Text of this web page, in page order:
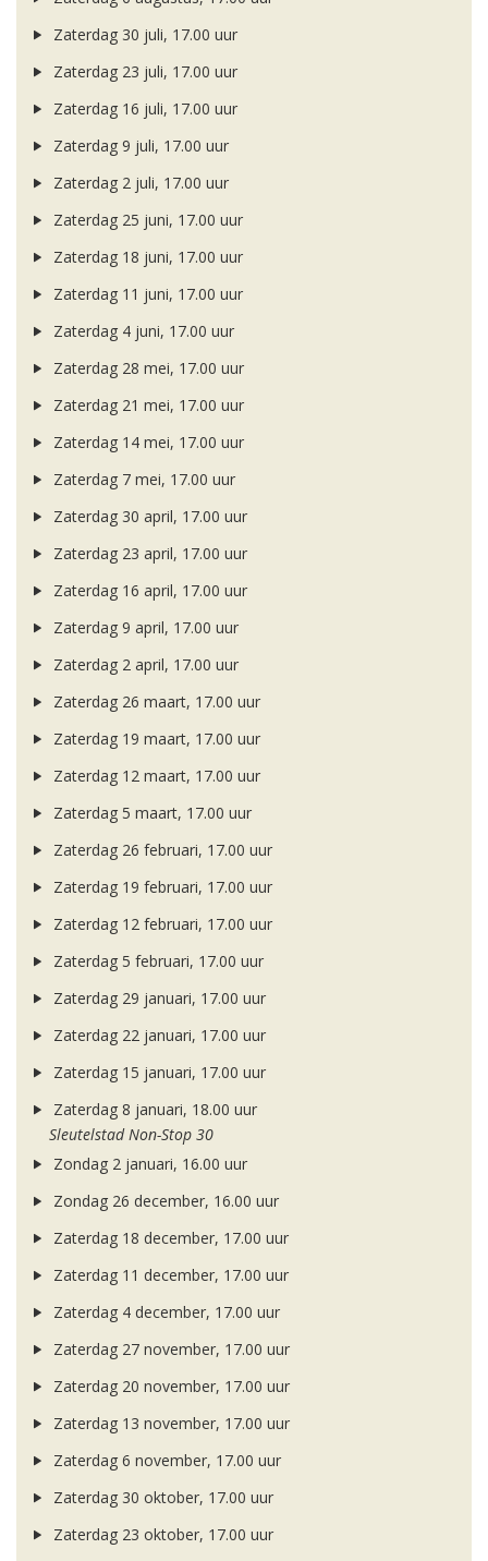
Zaterdag 30 juli, 17.00 uur
Zaterdag 23 juli, 17.00 uur
Zaterdag 16 juli, 17.00 uur
Zaterdag 9 juli, 17.00 uur
Zaterdag 2 juli, 17.00 uur
Zaterdag 25 juni, 17.00 uur
Zaterdag 18 juni, 17.00 uur
Zaterdag 11 juni, 17.00 uur
Zaterdag 4 juni, 17.00 uur
Zaterdag 28 mei, 17.00 uur
Zaterdag 21 mei, 17.00 uur
Zaterdag 14 mei, 17.00 uur
Zaterdag 7 mei, 17.00 uur
Zaterdag 30 april, 17.00 uur
Zaterdag 23 april, 17.00 uur
Zaterdag 16 april, 17.00 uur
Zaterdag 9 april, 17.00 uur
Zaterdag 2 april, 17.00 uur
Zaterdag 26 maart, 17.00 uur
Zaterdag 19 maart, 17.00 uur
Zaterdag 12 maart, 17.00 uur
Zaterdag 5 maart, 17.00 uur
Zaterdag 26 februari, 17.00 uur
Zaterdag 19 februari, 17.00 uur
Zaterdag 12 februari, 17.00 uur
Zaterdag 5 februari, 17.00 uur
Zaterdag 29 januari, 17.00 uur
Zaterdag 22 januari, 17.00 uur
Zaterdag 15 januari, 17.00 uur
Zaterdag 8 januari, 18.00 uur
Sleutelstad Non-Stop 30
Zondag 2 januari, 16.00 uur
Zondag 26 december, 16.00 uur
Zaterdag 18 december, 17.00 uur
Zaterdag 11 december, 17.00 uur
Zaterdag 4 december, 17.00 uur
Zaterdag 27 november, 17.00 uur
Zaterdag 20 november, 17.00 uur
Zaterdag 13 november, 17.00 uur
Zaterdag 6 november, 17.00 uur
Zaterdag 30 oktober, 17.00 uur
Zaterdag 23 oktober, 17.00 uur